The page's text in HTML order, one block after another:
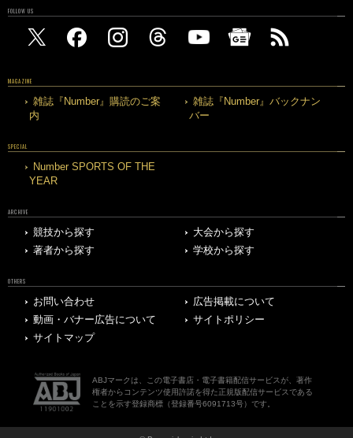
FOLLOW US
MAGAZINE
雑誌『Number』購読のご案
内
雑誌『Number』バックナン
バー
SPECIAL
Number SPORTS OF THE
YEAR
ARCHIVE
競技から探す
大会から探す
著者から探す
学校から探す
OTHERS
お問い合わせ
広告掲載について
動画・バナー広告について
サイトポリシー
サイトマップ
ABJマークは、この電子書店・電子書籍配信サービスが、著作
権者からコンテンツ使用許諾を得た正規版配信サービスである
ことを示す登録商標（登録番号6091713号）です。